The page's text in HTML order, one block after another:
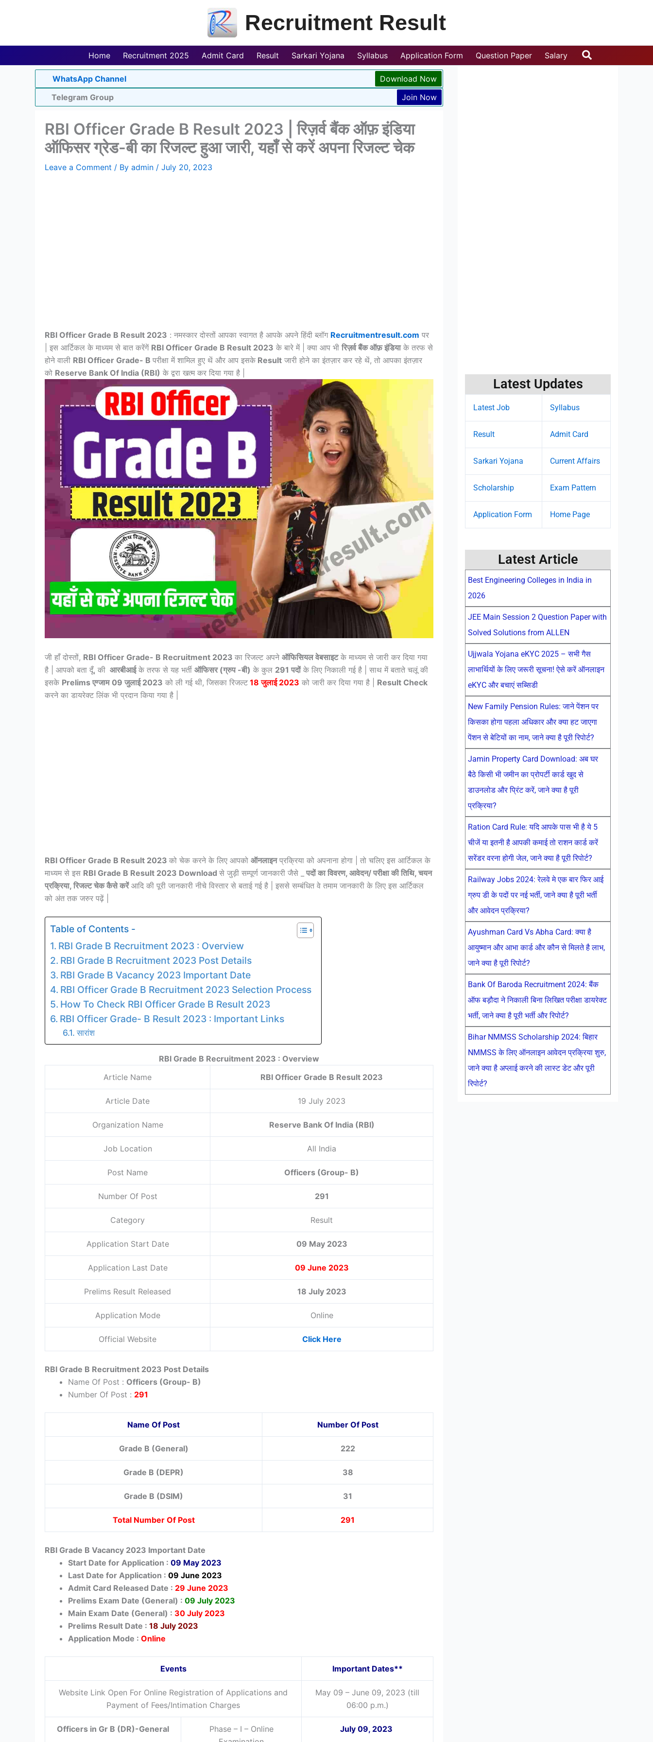
Recruitment Result
Home Recruitment 2025 Admit Card Result Sarkari Yojana Syllabus Application Form Question Paper Salary Search
WhatsApp Channel
Download Now
Telegram Group
Join Now
RBI Officer Grade B Result 2023 | रिज़र्व बैंक ऑफ़ इंडिया
ऑफिसर ग्रेड-बी का रिजल्ट हुआ जारी, यहाँ से करें अपना रिजल्ट चेक
Leave a Comment / By admin / July 20, 2023
RBI Officer Grade B Result 2023 : नमस्कार दोस्तों आपका स्वागत है आपके अपने हिंदी ब्लॉग Recruitmentresult.com पर
| इस आर्टिकल के माध्यम से बात करेंगें RBI Officer Grade B Result 2023 के बारे में | क्या आप भी रिज़र्व बैंक ऑफ़ इंडियाके तरफ से
होने वाली RBI Officer Grade- B परीक्षा में शामिल हुए थें और आप इसके Result जारी होने का इंतज़ार कर रहे थें, तो आपका इंतज़ार
को Reserve Bank Of India (RBI) के द्वरा खत्म कर दिया गया है |
जी हाँ दोस्तों, RBI Officer Grade- B Recruitment 2023 का रिजल्ट अपने ऑफिसियल वेबसाइटके माध्यम से जारी कर दिया गया
है | आपको बता दूँ, की आरबीआईके तरफ से यह भर्ती ऑफिसर (ग्रुप -बी) के कुल 291 पदोंके लिए निकाली गई है | साथ में बताते चलूं की
इसके Prelims एग्जाम 09 जुलाई 2023 को ली गई थी, जिसका रिजल्ट18 जुलाई 2023 को जारी कर दिया गया है | Result Check
करने का डायरेक्ट लिंक भी प्रदान किया गया है |
RBI Officer Grade B Result 2023 को चेक करने के लिए आपको ऑनलाइनप्रक्रिया को अपनाना होगा | तो चलिए इस आर्टिकल के
माध्यम से इस RBI Grade B Result 2023 Download से जुड़ी सम्पूर्ण जानकारी जैसे _
पदों का विवरण, आवेदन/ परीक्षा की तिथि, चयन
प्रक्रिया, रिजल्ट चेक कैसे करेंआदि की पूरी जानकारी नीचे विस्तार से बताई गई है | इससे सम्बंधित वे तमाम जानकारी के लिए इस आर्टिकल
को अंत तक जरुर पढ़ें |
Table of Contents -
RBI Grade B Recruitment 2023 : Overview
RBI Grade B Recruitment 2023 Post Details
RBI Grade B Vacancy 2023 Important Date
RBI Officer Grade B Recruitment 2023 Selection Process
How To Check RBI Officer Grade B Result 2023
RBI Officer Grade- B Result 2023 : Important Links
सारांश
RBI Grade B Recruitment 2023 : Overview
Article Name
RBI Officer Grade B Result 2023
Article Date 19 July 2023
Organization Name Reserve Bank Of India (RBI)
Job Location All India
Post Name Officers (Group- B)
Number Of Post 291
Category Result
Application Start Date 09 May 2023
Application Last Date 09 June 2023
Prelims Result Released 18 July 2023
Application Mode Online
Official Website Click Here
RBI Grade B Recruitment 2023 Post Details
Name Of Post : Officers (Group- B)
Number Of Post : 291
Name Of Post Number Of Post
Grade B (General) 222
Grade B (DEPR) 38
Grade B (DSIM) 31
Total Number Of Post 291
RBI Grade B Vacancy 2023 Important Date
Start Date for Application : 09 May 2023
Last Date for Application : 09 June 2023
Admit Card Released Date : 29 June 2023
Prelims Exam Date (General) : 09 July 2023
Main Exam Date (General) : 30 July 2023
Prelims Result Date : 18 July 2023
Application Mode : Online
Events Important Dates**
Website Link Open For Online Registration of Applications and
Payment of Fees/Intimation Charges
May 09 – June 09, 2023 (till
06:00 p.m.)
Officers in Gr B (DR)-General
Phase – I – Online
July 09, 2023
Latest Updates
Latest Job Syllabus
Result Admit Card
Sarkari Yojana Current Affairs
Scholarship Exam Pattern
Application Form Home Page
Latest Article
Best Engineering Colleges in India in
2026
JEE Main Session 2 Question Paper with
Solved Solutions from ALLEN
Ujjwala Yojana eKYC 2025 – सभी गैस
लाभार्थियों के लिए जरूरी सूचना! ऐसे करें ऑनलाइन
eKYC और बचाएं सब्सिडी
New Family Pension Rules: जाने पेंशन पर
किसका होगा पहला अधिकार और क्या हट जाएगा
पेंशन से बेटियों का नाम, जाने क्या है पूरी रिपोर्ट?
Jamin Property Card Download: अब घर
बैठे किसी भी जमीन का प्रोपर्टी कार्ड खुद से
डाउनलोड और प्रिंट करें, जाने क्या है पूरी
प्रक्रिया?
Ration Card Rule: यदि आपके पास भी है ये 5
चीजें या इतनी है आपकी कमाई तो राशन कार्ड करें
सरेंडर वरना होगी जेल, जाने क्या है पूरी रिपोर्ट?
Railway Jobs 2024: रेलवे मे एक बार फिर आई
ग्रुप डी के पदों पर नई भर्ती, जाने क्या है पूरी भर्ती
और आवेदन प्रक्रिया?
Ayushman Card Vs Abha Card: क्या है
आयुष्मान और आभा कार्ड और कौन से मिलते है लाभ,
जाने क्या है पूरी रिपोर्ट?
Bank Of Baroda Recruitment 2024: बैंक
ऑफ बड़ौदा ने निकाली बिना लिखित परीक्षा डायरेक्ट
भर्ती, जाने क्या है पूरी भर्ती और रिपोर्ट?
Bihar NMMSS Scholarship 2024: बिहार
NMMSS के लिए ऑनलाइन आवेदन प्रक्रिया शुरु,
जाने क्या है अप्लाई करने की लास्ट डेट और पूरी
रिपोर्ट?